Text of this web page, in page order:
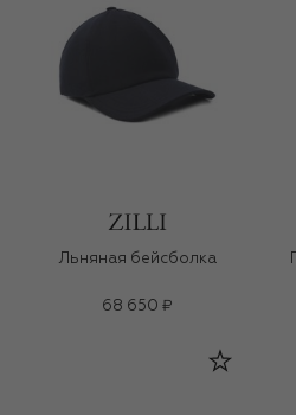
Льняная бейсболка
68 650 ₽